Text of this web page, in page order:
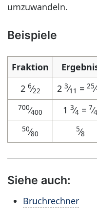
umzuwandeln.
Beispiele
Fraktion
2 6⁄22 2 3⁄11 = 25⁄
700⁄400 1 3⁄4 = 7⁄4
50⁄80
5⁄8
Siehe auch:
Bruchrechner